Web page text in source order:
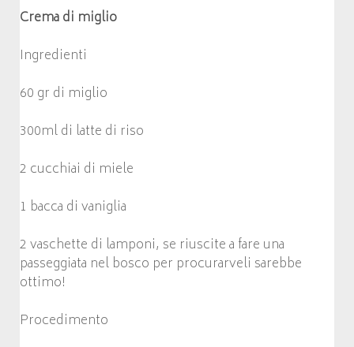
Crema di miglio
Ingredienti
60 gr di miglio
300ml di latte di riso
2 cucchiai di miele
1 bacca di vaniglia
2 vaschette di lamponi, se riuscite a fare una
passeggiata nel bosco per procurarveli sarebbe
ottimo!
Procedimento